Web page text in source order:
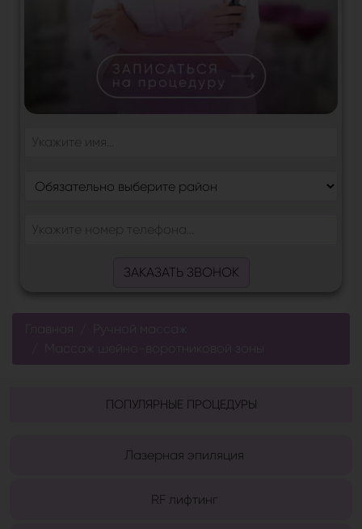
ЗАКАЗАТЬ ЗВОНОК
Главная
Ручной массаж
Массаж шейно-воротниковой зоны
ПОПУЛЯРНЫЕ ПРОЦЕДУРЫ
Лазерная эпиляция
RF лифтинг